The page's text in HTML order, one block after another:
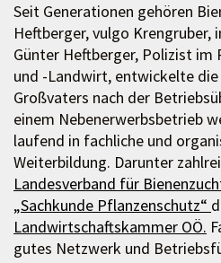
Seit Generationen gehören
Heftberger, vulgo Krengruber,
Günter Heftberger, Polizist im
und -Landwirt, entwickelte
Großvaters nach der
einem Nebenerwerbsbetrieb
laufend in fachliche und
Weiterbildung. Darunter
Landesverband für
„Sachkunde Pflanzenschutz“
Landwirtschaftskammer OÖ.
gutes Netzwerk und